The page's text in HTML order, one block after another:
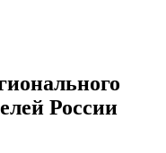
России